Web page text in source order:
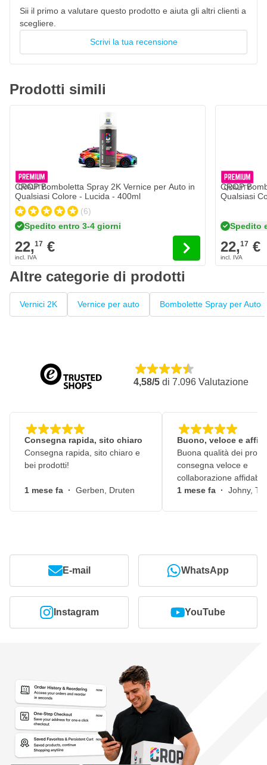
24 ore a temperatura ambiente.
Caratteristiche della bomboletta spray di vernice per
auto 2K CROP 400ml - Semi-lucido
Finitura satinata (50% di lucentezza)
Vernice personalizzata e riempita
Possibilità di colori OEM, RAL e NCS
Spray 2K con testina di spruzzatura professionale
Alta copertura
Strato di vernice antigraffio
Resistente a oli, carburanti, acidi e prodotti chimici
Sii il primo a valutare questo prodotto e aiuta gli altri clienti a
scegliere.
Scrivi la tua recensione
Prodotti simili
CROP Bomboletta Spray 2K Vernice per Auto in
Qualsiasi Colore - Lucida - 400ml
(6)
Spedito entro 3-4 giorni
22,17 €
CROP
Qualsiasi
Spedito
22,17 €
Altre categorie di prodotti
Vernici 2K Vernice per auto Bombolette Spray per Auto
4,58/5 di 7.096 Valutazione
Consegna rapida, sito chiaro
Consegna rapida, sito chiaro e
bei prodotti!
1 mese fa · Gerben, Druten
Buono, veloce e
Buona qualità dei
consegna veloce e
collaborazione
1 mese fa · Johny,
E-mail WhatsApp
Instagram YouTube